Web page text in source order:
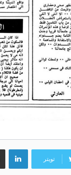
تويتر
لينكدإن